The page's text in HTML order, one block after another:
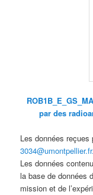
par des
Les données
3034@umontpellier.fr.
Les données
la base de données
mission et de